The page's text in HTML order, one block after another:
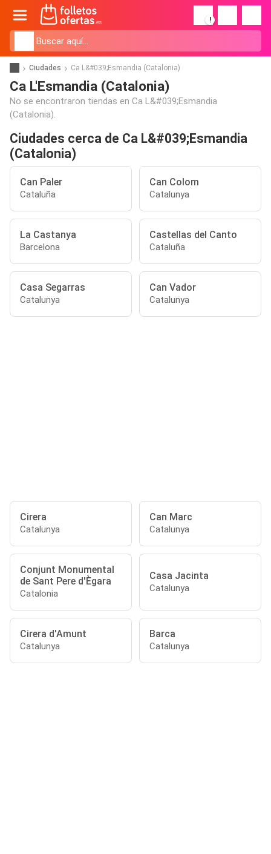
!
Ciudades Ca L&#039;Esmandia (Catalonia)
Ca L'Esmandia (Catalonia)
No se encontraron tiendas en Ca L&#039;Esmandia
(Catalonia).
Ciudades cerca de Ca L&#039;Esmandia
(Catalonia)
Can Paler
Cataluña
Can Colom
Catalunya
La Castanya
Barcelona
Castellas del Canto
Cataluña
Casa Segarras
Catalunya
Can Vador
Catalunya
Cirera
Catalunya
Can Marc
Catalunya
Conjunt Monumental
de Sant Pere d'Ègara
Catalonia
Casa Jacinta
Catalunya
Cirera d'Amunt
Catalunya
Barca
Catalunya